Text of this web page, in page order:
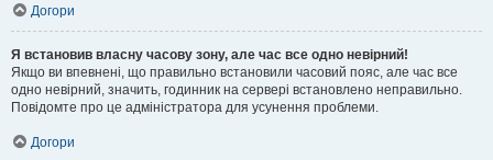
Догори
Я встановив власну часову зону, але час все одно невірний!
Якщо ви впевнені, що правильно встановили часовий пояс, але час все
одно невірний, значить, годинник на сервері встановлено неправильно.
Повідомте про це адміністратора для усунення проблеми.
Догори